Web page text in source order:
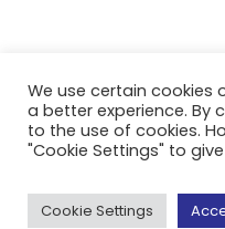
© 2022 Tirsan – Tutti i
We use certain cookies
a better experience. By
to the use of cookies.
"Cookie Settings" to
Cookie Settings